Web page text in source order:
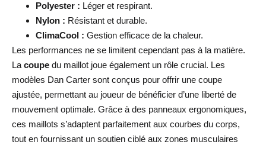
Polyester : Léger et respirant.
Nylon : Résistant et durable.
ClimaCool : Gestion efficace de la chaleur.
Les performances ne se limitent cependant pas à la matière.
Lacoupe du maillot joue également un rôle crucial. Les
modèles Dan Carter sont conçus pour offrir une coupe
ajustée, permettant au joueur de bénéficier d’une liberté de
mouvement optimale. Grâce à des panneaux ergonomiques,
ces maillots s’adaptent parfaitement aux courbes du corps,
tout en fournissant un soutien ciblé aux zones musculaires